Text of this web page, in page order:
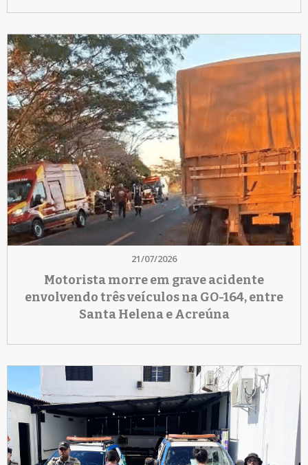
21/07/2026
Motorista morre em grave acidente
envolvendo três veículos na GO-164, entre
Santa Helena e Acreúna